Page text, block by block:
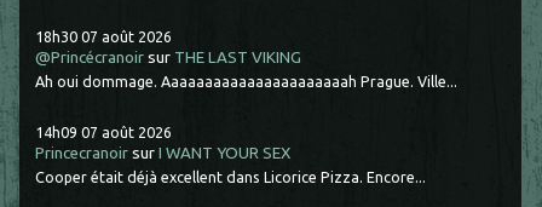
18h30 07 août 2026
@Princécranoir sur THE LAST VIKING
Ah oui dommage. Aaaaaaaaaaaaaaaaaaaaaah Prague. Ville...
14h09 07 août 2026
Princecranoir surI WANT YOUR SEX
Cooper était déjà excellent dans Licorice Pizza. Encore...